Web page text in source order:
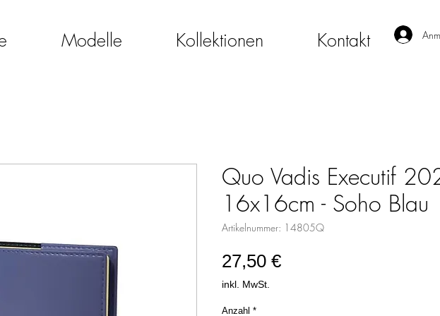
Modelle Kollektionen Kontakt
Quo Vadis Executif
16x16cm - Soho Blau
Artikelnummer: 14805Q
27,50 €Preis
inkl. MwSt.
Anzahl *